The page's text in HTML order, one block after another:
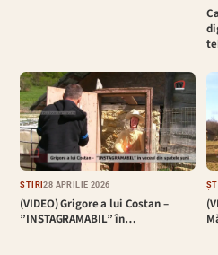
ȘTIRI28 APRILIE 2026
(VIDEO) Grigore a lui Costan –
”INSTAGRAMABIL” în…